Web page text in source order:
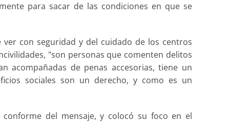
para sacar de las condiciones en que se
con seguridad y del cuidado de los centros
"son personas que comenten delitos
acompañadas de penas accesorias, tiene un
sociales son un derecho, y como es un
del mensaje, y colocó su foco en el